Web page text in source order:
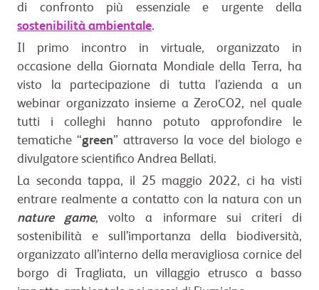
di confronto più essenziale e urgente della
sostenibilità ambientale.
Il primo incontro in virtuale, organizzato in
occasione della Giornata Mondiale della Terra, ha
visto la partecipazione di tutta l’azienda a un
webinar organizzato insieme a ZeroCO2, nel quale
tutti i colleghi hanno potuto approfondire le
tematiche “green” attraverso la voce del biologo e
divulgatore scientifico Andrea Bellati.
La seconda tappa, il 25 maggio 2022, ci ha visti
entrare realmente a contatto con la natura con un
nature game, volto a informare sui criteri di
sostenibilità e sull’importanza della biodiversità,
organizzato all’interno della meravigliosa cornice del
borgo di Tragliata, un villaggio etrusco a basso